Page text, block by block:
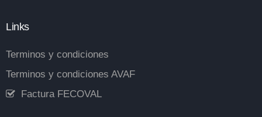
Links
Terminos y condiciones
Terminos y condiciones AVAF
Factura FECOVAL